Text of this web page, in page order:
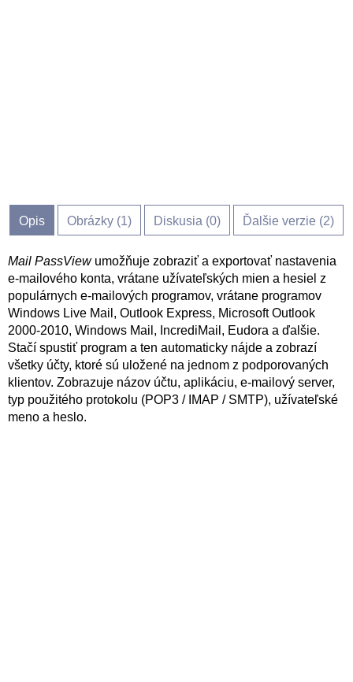
Opis Obrázky (1) Diskusia (0) Ďalšie verzie (2)
Mail PassViewumožňuje zobraziť a exportovať nastavenia
e-mailového konta, vrátane užívateľských mien a hesiel z
populárnych e-mailových programov, vrátane programov
Windows Live Mail, Outlook Express, Microsoft Outlook
2000-2010, Windows Mail, IncrediMail, Eudora a ďalšie.
Stačí spustiť program a ten automaticky nájde a zobrazí
všetky účty, ktoré sú uložené na jednom z podporovaných
klientov. Zobrazuje názov účtu, aplikáciu, e-mailový server,
typ použitého protokolu (POP3 / IMAP / SMTP), užívateľské
meno a heslo.